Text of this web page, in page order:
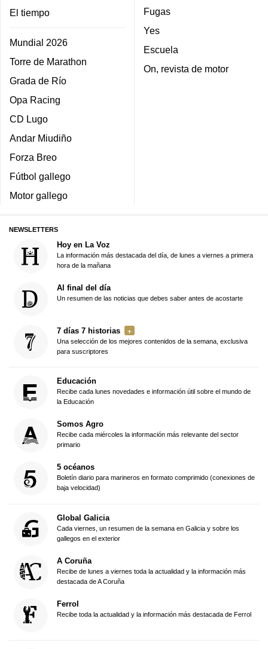
El tiempo
Mundial 2026
Torre de Marathon
Grada de Río
Opa Racing
CD Lugo
Andar Miudiño
Forza Breo
Fútbol gallego
Motor gallego
Fugas
Yes
Escuela
On, revista de motor
NEWSLETTERS
Hoy en La Voz
La información más destacada del día, de lunes a viernes a primera
hora de la mañana
Al final del día
Un resumen de las noticias que debes saber antes de acostarte
7 días 7 historias
Una selección de los mejores contenidos de la semana, exclusiva
para suscriptores
Educación
Recibe cada lunes novedades e información útil sobre el mundo de
la Educación
Somos Agro
Recibe cada miércoles la información más relevante del sector
primario
5 océanos
Boletín diario para marineros en formato comprimido (conexiones de
baja velocidad)
Global Galicia
Cada viernes, un resumen de la semana en Galicia y sobre los
gallegos en el exterior
A Coruña
Recibe de lunes a viernes toda la actualidad y la información más
destacada de A Coruña
Ferrol
Recibe toda la actualidad y la información más destacada de Ferrol